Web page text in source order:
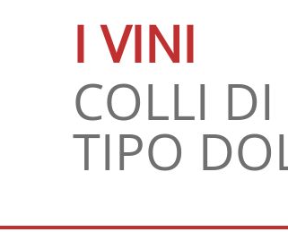
I VINI
COLLI
TIPO